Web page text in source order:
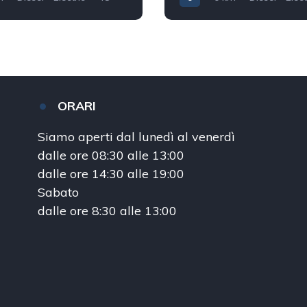
ORARI
Siamo aperti dal lunedì al venerdì
dalle ore 08:30 alle 13:00
dalle ore 14:30 alle 19:00
Sabato
dalle ore 8:30 alle 13:00